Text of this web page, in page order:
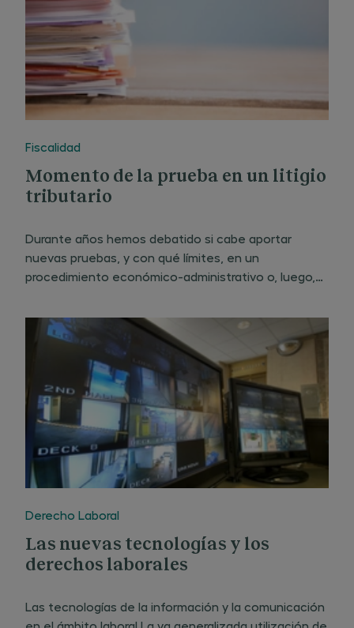
Fiscalidad
Momento de la prueba en un litigio
tributario
Durante años hemos debatido si cabe aportar
nuevas pruebas, y con qué límites, en un
procedimiento económico-administrativo o, luego,
tales pruebas no se habían practicado ni su
resultado se había incorporado al
Derecho Laboral
Las nuevas tecnologías y los
derechos laborales
Las tecnologías de la información y la comunicación